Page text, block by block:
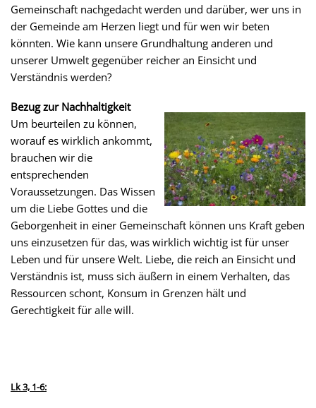
Gemeinschaft nachgedacht werden und darüber, wer uns in
der Gemeinde am Herzen liegt und für wen wir beten
könnten. Wie kann unsere Grundhaltung anderen und
unserer Umwelt gegenüber reicher an Einsicht und
Verständnis werden?
Bezug zur Nachhaltigkeit
Um beurteilen zu können,
worauf es wirklich ankommt,
brauchen wir die
entsprechenden
Voraussetzungen. Das Wissen
um die Liebe Gottes und die
Geborgenheit in einer Gemeinschaft können uns Kraft geben
uns einzusetzen für das, was wirklich wichtig ist für unser
Leben und für unsere Welt. Liebe, die reich an Einsicht und
Verständnis ist, muss sich äußern in einem Verhalten, das
Ressourcen schont, Konsum in Grenzen hält und
Gerechtigkeit für alle will.
Lk 3, 1-6: